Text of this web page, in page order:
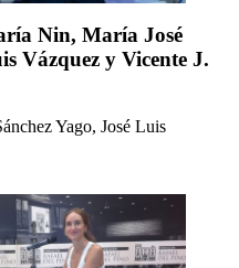
Nin, María José
Vázquez y Vicente J.
Yago, José Luis